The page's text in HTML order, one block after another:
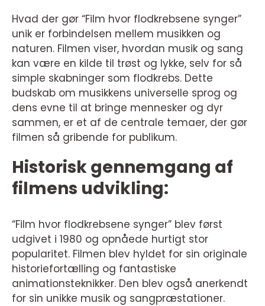
Hvad der gør “Film hvor flodkrebsene synger”
unik er forbindelsen mellem musikken og
naturen. Filmen viser, hvordan musik og sang
kan være en kilde til trøst og lykke, selv for så
simple skabninger som flodkrebs. Dette
budskab om musikkens universelle sprog og
dens evne til at bringe mennesker og dyr
sammen, er et af de centrale temaer, der gør
filmen så gribende for publikum.
Historisk gennemgang af
filmens udvikling:
“Film hvor flodkrebsene synger” blev først
udgivet i 1980 og opnåede hurtigt stor
popularitet. Filmen blev hyldet for sin originale
historiefortælling og fantastiske
animationsteknikker. Den blev også anerkendt
for sin unikke musik og sangpræstationer.